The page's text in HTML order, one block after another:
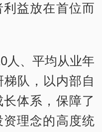
益放在首位而
人、平均从业年
队，以内部自
体系，保障了
理念的高度统